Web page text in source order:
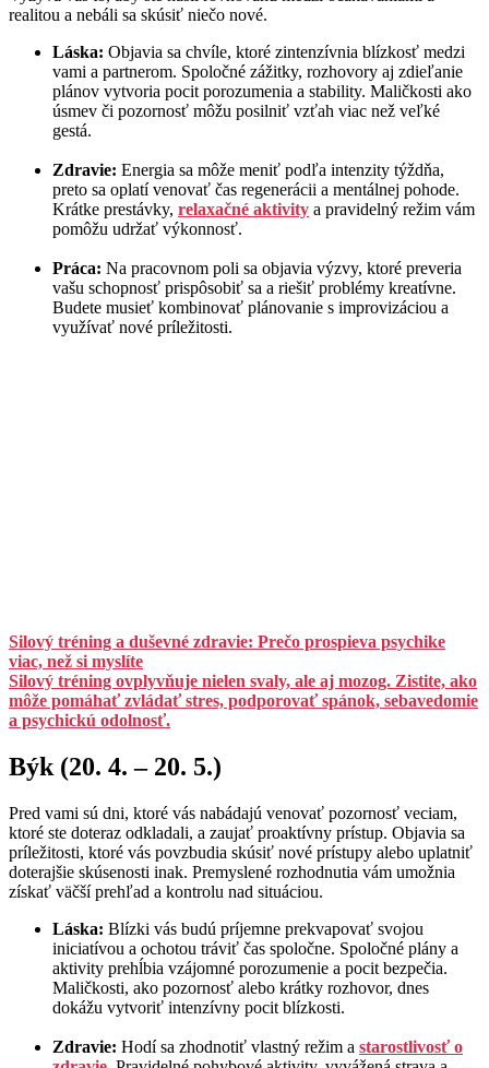
realitou a nebáli sa skúsiť niečo nové.
Láska: Objavia sa chvíle, ktoré zintenzívnia blízkosť medzi
vami a partnerom. Spoločné zážitky, rozhovory aj zdieľanie
plánov vytvoria pocit porozumenia a stability. Maličkosti ako
úsmev či pozornosť môžu posilniť vzťah viac než veľké
gestá.
Zdravie: Energia sa môže meniť podľa intenzity týždňa,
preto sa oplatí venovať čas regenerácii a mentálnej pohode.
Krátke prestávky, relaxačné aktivity a pravidelný režim vám
pomôžu udržať výkonnosť.
Práca: Na pracovnom poli sa objavia výzvy, ktoré preveria
vašu schopnosť prispôsobiť sa a riešiť problémy kreatívne.
Budete musieť kombinovať plánovanie s improvizáciou a
využívať nové príležitosti.
Silový tréning a duševné zdravie: Prečo prospieva psychike
viac, než si myslíte
Silový tréning ovplyvňuje nielen svaly, ale aj mozog. Zistite, ako
môže pomáhať zvládať stres, podporovať spánok, sebavedomie
a psychickú odolnosť.
Býk (20. 4. – 20. 5.)
Pred vami sú dni, ktoré vás nabádajú venovať pozornosť veciam,
ktoré ste doteraz odkladali, a zaujať proaktívny prístup. Objavia sa
príležitosti, ktoré vás povzbudia skúsiť nové prístupy alebo uplatniť
doterajšie skúsenosti inak. Premyslené rozhodnutia vám umožnia
získať väčší prehľad a kontrolu nad situáciou.
Láska: Blízki vás budú príjemne prekvapovať svojou
iniciatívou a ochotou tráviť čas spoločne. Spoločné plány a
aktivity prehĺbia vzájomné porozumenie a pocit bezpečia.
Maličkosti, ako pozornosť alebo krátky rozhovor, dnes
dokážu vytvoriť intenzívny pocit blízkosti.
Zdravie: Hodí sa zhodnotiť vlastný režim a starostlivosť o